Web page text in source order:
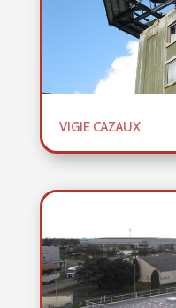
VIGIE CAZAUX